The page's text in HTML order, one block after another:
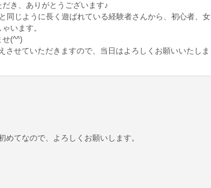
き、ありがとうございます♪
同じように長く遊ばれている経験者さんから、初心者、女
います。
せ(^^)
させていただきますので、当日はよろしくお願いいたしま
めてなので、よろしくお願いします。